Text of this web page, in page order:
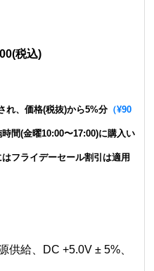
税込)
れ、価格(税抜)から5%分（¥90
間(金曜10:00〜17:00)に購入い
フライデーセール割引は適用
給、DC +5.0V ± 5%、